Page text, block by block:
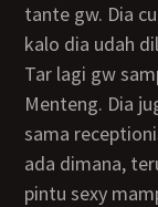
tante gw. Dia
kalo dia udah
Tar lagi gw sampe, lagi beli ice cream dulu di
Menteng. Dia
sama
ada dimana,
pintu sexy